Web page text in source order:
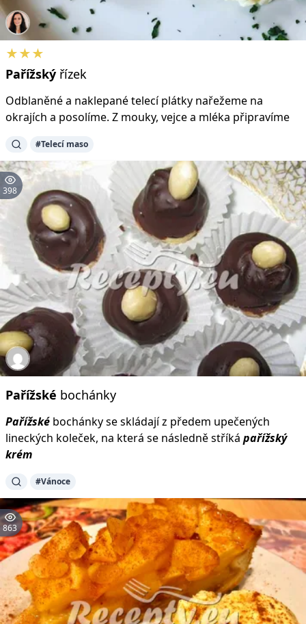
★★★
Pařížský řízek
Odblaněné a naklepané telecí plátky nařežeme na
okrajích a posolíme. Z mouky, vejce a mléka připravíme
#Telecí maso
398
Pařížské bochánky
Pařížské bochánky se skládají z předem upečených
lineckých koleček, na která se následně stříká pařížský
krém
#Vánoce
863